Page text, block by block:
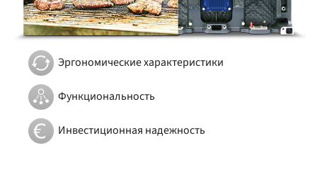
Эргономические характеристики
Функциональность
Инвестиционная надежность